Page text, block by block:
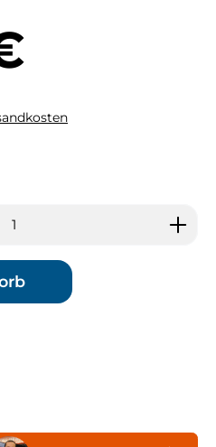
gewünschten Wert